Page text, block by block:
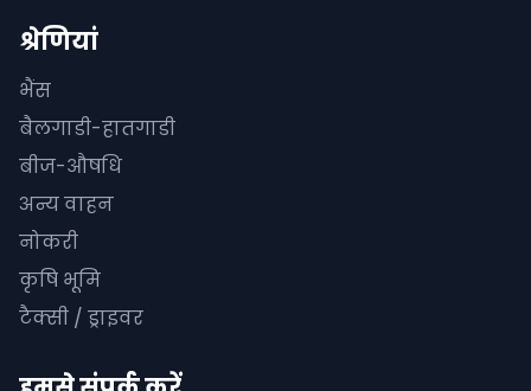
श्रेणियां
भैंस
बैलगाडी-हातगाडी
बीज-औषधि
अन्य वाहन
नोकरी
कृषि भूमि
टैक्सी / ड्राइवर